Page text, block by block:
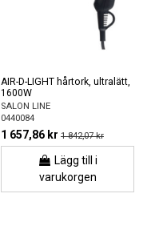
AIR-D-LIGHT hårtork, ultralätt,
1600W
SALON LINE
0440084
1 657,86 kr 1 842,07 kr
Lägg till i
varukorgen